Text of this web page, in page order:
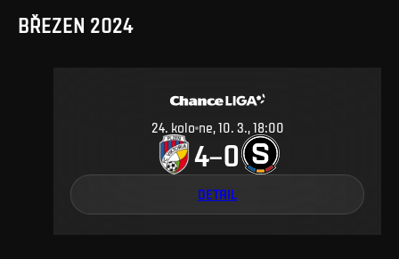
BŘEZEN 2024
24. kolo ne, 10. 3., 18:00
4–0
DETAIL